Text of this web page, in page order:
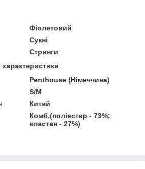
Фіолетовий
Сукні
Стринги
Penthouse (Німеччина)
S/M
Китай
Комб.(поліестер - 73%;
еластан - 27%)